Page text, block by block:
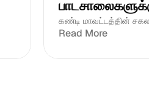
கண்டி மாவட்டத்தின் சகல
Read More